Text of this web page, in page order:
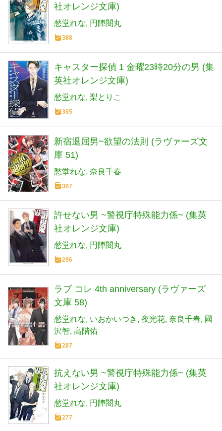
社オレンジ文庫)
愁堂れな 円陣闇丸
388
キャスター探偵 1 金曜23時20分の男 (集
英社オレンジ文庫)
愁堂れな 梨とりこ
365
新宿退屈男~欲望の法則 (ラヴァーズ文
庫 51)
愁堂れな 奈良千春
307
許せない男 ~警視庁特殊能力係~ (集英
社オレンジ文庫)
愁堂れな 円陣闇丸
296
ラブ コレ 4th anniversary (ラヴァーズ
文庫 58)
愁堂れな いおかいつき 夜光花 奈良千春
國
沢智 高階佑
287
抗えない男 ~警視庁特殊能力係~ (集英
社オレンジ文庫)
愁堂れな 円陣闇丸
277